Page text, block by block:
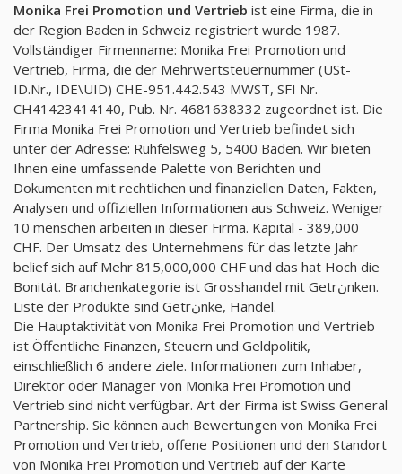
Monika Frei Promotion und Vertrieb ist eine Firma, die in
der Region Baden in Schweiz registriert wurde 1987.
Vollständiger Firmenname: Monika Frei Promotion und
Vertrieb, Firma, die der Mehrwertsteuernummer (USt-
ID.Nr., IDE\UID) CHE-951.442.543 MWST, SFI Nr.
CH41423414140, Pub. Nr. 4681638332 zugeordnet ist. Die
Firma Monika Frei Promotion und Vertrieb befindet sich
unter der Adresse: Ruhfelsweg 5, 5400 Baden. Wir bieten
Ihnen eine umfassende Palette von Berichten und
Dokumenten mit rechtlichen und finanziellen Daten, Fakten,
Analysen und offiziellen Informationen aus Schweiz. Weniger
10 menschen arbeiten in dieser Firma. Kapital - 389,000
CHF. Der Umsatz des Unternehmens für das letzte Jahr
belief sich auf Mehr 815,000,000 CHF und das hat Hoch die
Bonität. Branchenkategorie ist Grosshandel mit Getrنnken.
Liste der Produkte sind Getrنnke, Handel.
Die Hauptaktivität von Monika Frei Promotion und Vertrieb
ist Öffentliche Finanzen, Steuern und Geldpolitik,
einschließlich 6 andere ziele. Informationen zum Inhaber,
Direktor oder Manager von Monika Frei Promotion und
Vertrieb sind nicht verfügbar. Art der Firma ist Swiss General
Partnership. Sie können auch Bewertungen von Monika Frei
Promotion und Vertrieb, offene Positionen und den Standort
von Monika Frei Promotion und Vertrieb auf der Karte